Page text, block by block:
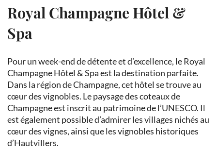
Royal Champagne Hôtel &
Spa
Pour un week-end de détente et d’excellence, le Royal
Champagne Hôtel & Spa est la destination parfaite.
Dans la région de Champagne, cet hôtel se trouve au
cœur des vignobles. Le paysage des coteaux de
Champagne est inscrit au patrimoine de l’UNESCO. Il
est également possible d’admirer les villages nichés au
cœur des vignes, ainsi que les vignobles historiques
d’Hautvillers.